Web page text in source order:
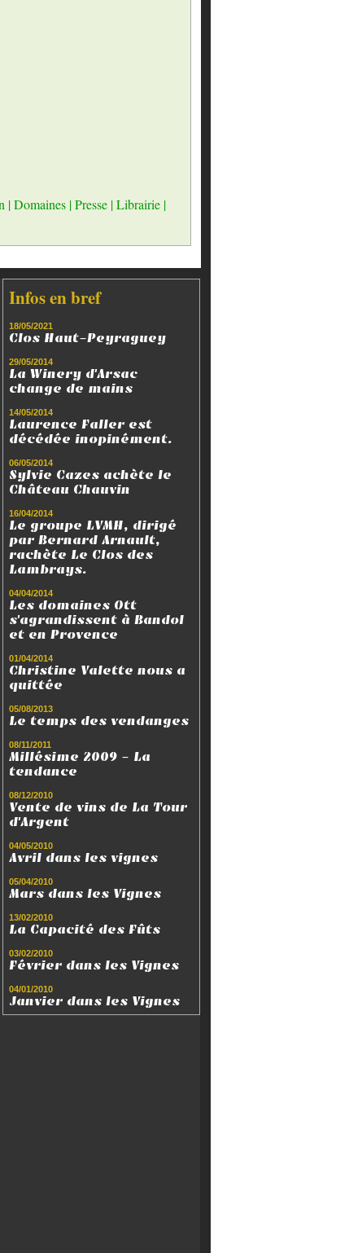
|Domaines |Presse |Librairie |
Infos en bref
18/05/2021
Clos Haut-Peyraguey
29/05/2014
La Winery d'Arsac
change de mains
14/05/2014
Laurence Faller est
décédée inopinément.
06/05/2014
Sylvie Cazes achète le
Château Chauvin
16/04/2014
Le groupe LVMH, dirigé
par Bernard Arnault,
rachète Le Clos des
Lambrays.
04/04/2014
Les domaines Ott
s'agrandissent à Bandol
et en Provence
01/04/2014
Christine Valette nous a
quittée
05/08/2013
Le temps des vendanges
08/11/2011
Millésime 2009 - La
tendance
08/12/2010
Vente de vins de La Tour
d'Argent
04/05/2010
Avril dans les vignes
05/04/2010
Mars dans les Vignes
13/02/2010
La Capacité des Fûts
03/02/2010
Février dans les Vignes
04/01/2010
Janvier dans les Vignes